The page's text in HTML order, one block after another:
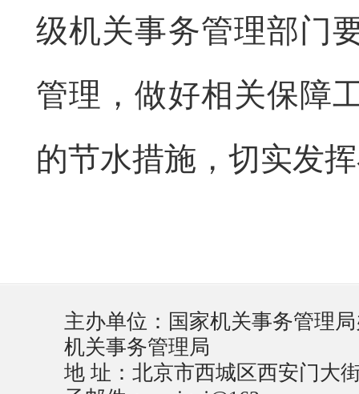
级机关事务管理部门
管理，做好相关保障
的节水措施，切实发
主办单位：国家机关事务管理
机关事务管理局
地 址：北京市西城区西安门大